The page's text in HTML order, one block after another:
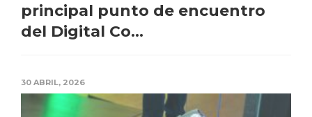
principal punto de encuentro
del Digital Co...
30 ABRIL, 2026